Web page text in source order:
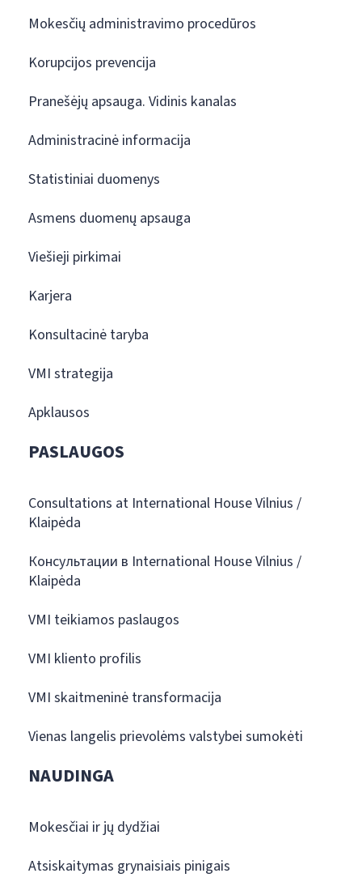
Mokesčių administravimo procedūros
Korupcijos prevencija
Pranešėjų apsauga. Vidinis kanalas
Administracinė informacija
Statistiniai duomenys
Asmens duomenų apsauga
Viešieji pirkimai
Karjera
Konsultacinė taryba
VMI strategija
Apklausos
PASLAUGOS
Consultations at International House Vilnius /
Klaipėda
Консультации в International House Vilnius /
Klaipėda
VMI teikiamos paslaugos
VMI kliento profilis
VMI skaitmeninė transformacija
Vienas langelis prievolėms valstybei sumokėti
NAUDINGA
Mokesčiai ir jų dydžiai
Atsiskaitymas grynaisiais pinigais